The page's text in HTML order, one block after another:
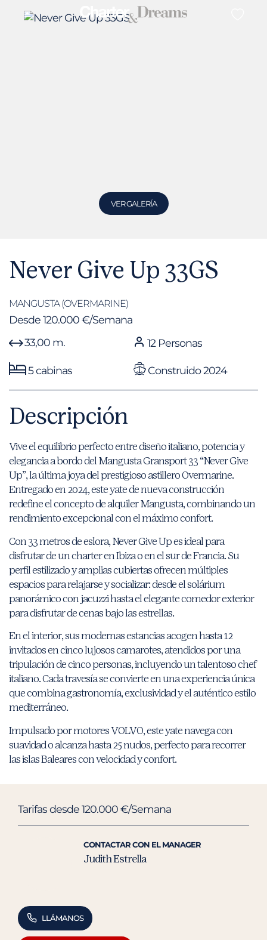
VER GALERÍA
Never Give Up 33GS
MANGUSTA (OVERMARINE)
Desde 120.000 €/Semana
33,00 m.
12 Personas
5 cabinas Construido 2024
Descripción
Vive el equilibrio perfecto entre diseño italiano, potencia y
elegancia a bordo del Mangusta Gransport 33 “Never Give
Up”, la última joya del prestigioso astillero Overmarine.
Entregado en 2024, este yate de nueva construcción
redefine el concepto de alquiler Mangusta, combinando un
rendimiento excepcional con el máximo confort.
Con 33 metros de eslora, Never Give Up es ideal para
disfrutar de un charter en Ibiza o en el sur de Francia. Su
perfil estilizado y amplias cubiertas ofrecen múltiples
espacios para relajarse y socializar: desde el solárium
panorámico con jacuzzi hasta el elegante comedor exterior
para disfrutar de cenas bajo las estrellas.
En el interior, sus modernas estancias acogen hasta 12
invitados en cinco lujosos camarotes, atendidos por una
tripulación de cinco personas, incluyendo un talentoso chef
italiano. Cada travesía se convierte en una experiencia única
que combina gastronomía, exclusividad y el auténtico estilo
mediterráneo.
Impulsado por motores VOLVO, este yate navega con
suavidad o alcanza hasta 25 nudos, perfecto para recorrer
las islas Baleares con velocidad y confort.
Tarifas desde 120.000 €/Semana
CONTACTAR CON EL MANAGER
Judith Estrella
LLÁMANOS